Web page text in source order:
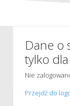
Dane o
tylko
Nie
Przejdź do